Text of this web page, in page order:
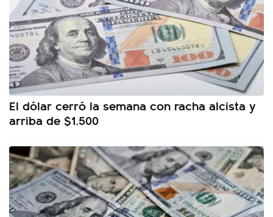
El dólar cerró la semana con racha alcista y
arriba de $1.500